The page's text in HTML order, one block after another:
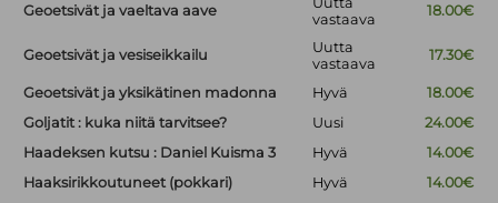
Geoetsivät ja vaeltava aave
vastaava
18.00€
Geoetsivät ja vesiseikkailu
Uutta
vastaava
17.30€
Geoetsivät ja yksikätinen madonna Hyvä
18.00€
Goljatit : kuka niitä tarvitsee?
Uusi
24.00€
Haadeksen kutsu : Daniel Kuisma 3
Hyvä
14.00€
Haaksirikkoutuneet (pokkari)
Hyvä
14.00€